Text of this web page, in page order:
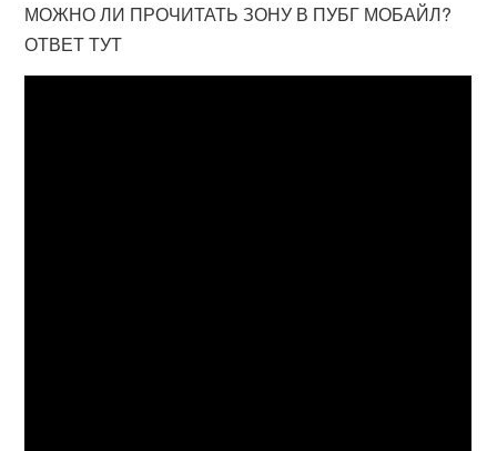
МОЖНО ЛИ ПРОЧИТАТЬ ЗОНУ В ПУБГ МОБАЙЛ?
ОТВЕТ ТУТ